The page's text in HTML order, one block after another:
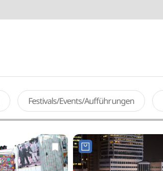
Festivals/Events/Aufführungen